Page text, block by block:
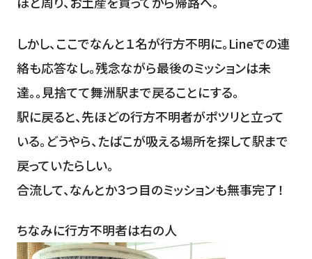
しかし、ここでなんと１名が行方不明に。Lineでの連
絡も応答なし。残念ながら最後のミッションは未
達。。見捨てて舞洲駅まで戻ることにする。
駅に戻ると、先ほどの行方不明者がポツリと立って
いる。どうやら、たばこが吸える場所を探して駅まで
戻っていたらしい。
合流して、なんとか３つ目のミッションも無事完了！
ちなみに行方不明者は右の人